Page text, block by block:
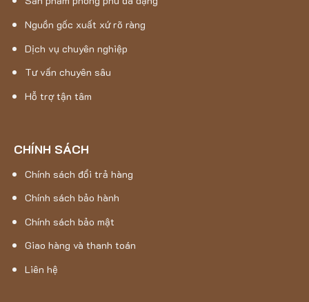
Nguồn gốc xuất xứ rõ ràng
Dịch vụ chuyên nghiệp
Tư vấn chuyên sâu
Hỗ trợ tận tâm
CHÍNH SÁCH
Chính sách đổi trả hàng
Chính sách bảo hành
Chính sách bảo mật
Giao hàng và thanh toán
Liên hệ